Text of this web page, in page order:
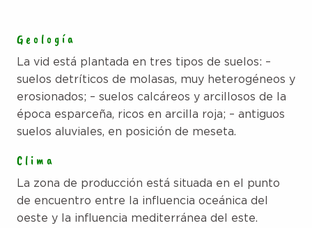
Geología
La vid está plantada en tres tipos de suelos: –
suelos detríticos de molasas, muy heterogéneos y
erosionados; – suelos calcáreos y arcillosos de la
época esparceña, ricos en arcilla roja; – antiguos
suelos aluviales, en posición de meseta.
Clima
La zona de producción está situada en el punto
de encuentro entre la influencia oceánica del
oeste y la influencia mediterránea del este.